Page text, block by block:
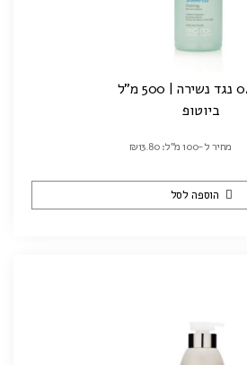
ביוטופ
מחיר ל-100 מ"ל: ₪13.80
הוספה לסל